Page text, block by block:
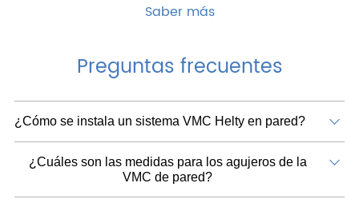
Saber más
Preguntas frecuentes
¿Cómo se instala un sistema VMC Helty en pared?
¿Cuáles son las medidas para los agujeros de la
VMC de pared?